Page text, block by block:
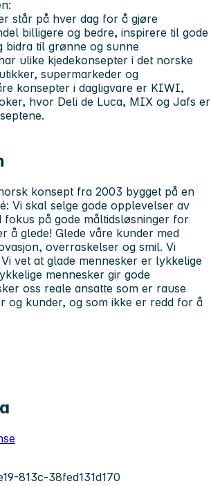
står på hver dag for å gjøre
billigere og bedre, inspirere til gode
bidra til grønne og sunne
ulike kjedekonsepter i det norske
supermarkeder og
konsepter i dagligvare er KIWI,
hvor Deli de Luca, MIX og Jafs er
konsept fra 2003 bygget på en
Vi skal selge gode opplevelser av
fokus på gode måltidsløsninger for
å glede! Glede våre kunder med
overraskelser og smil. Vi
vet at glade mennesker er lykkelige
mennesker gir gode
oss reale ansatte som er rause
og kunder, og som ikke er redd for å
813c-38fed131d170